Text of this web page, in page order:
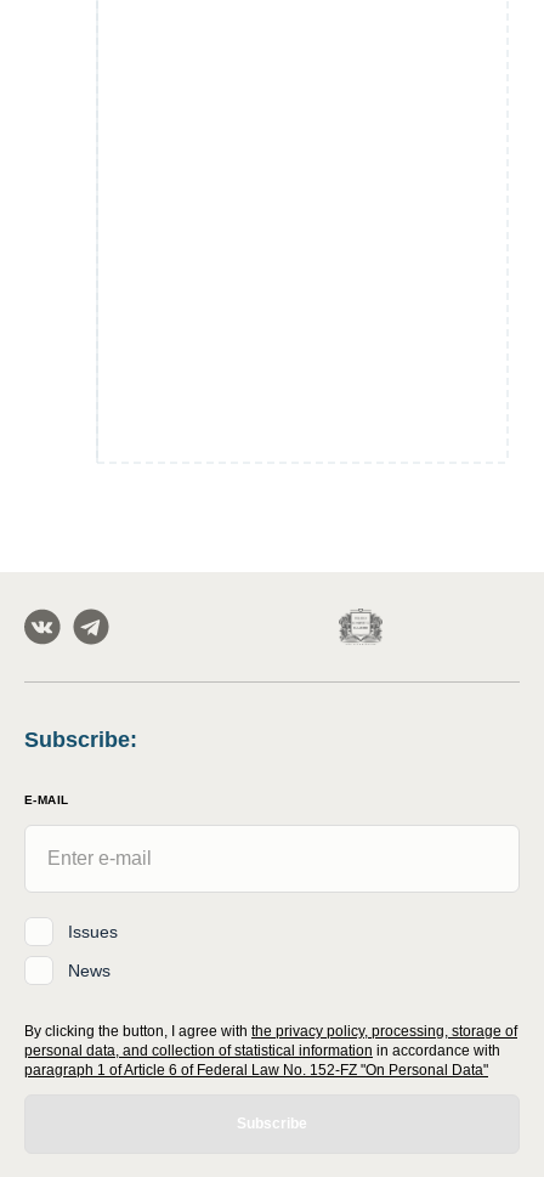
Subscribe:
E-MAIL
Issues
News
By clicking the button, I agree with the privacy policy, processing, storage of
personal data, and collection of statistical information in accordance with
paragraph 1 of Article 6 of Federal Law No. 152-FZ "On Personal Data"
Subscribe